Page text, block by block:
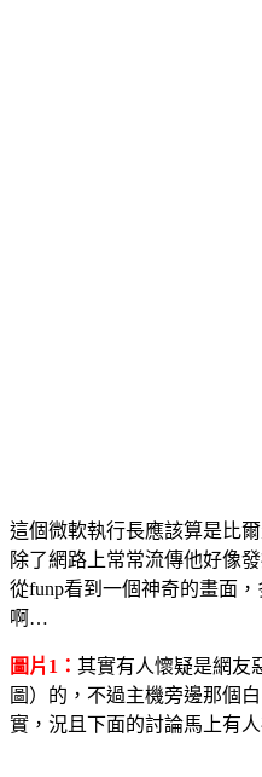
這個微軟執行長應該算是比
除了網路上常常流傳他好像
從funp看到一個神奇的畫面
啊…
圖片1： 其實有人懷疑是網友
圖）的，不過主機旁邊那個
實，況且下面的討論馬上有